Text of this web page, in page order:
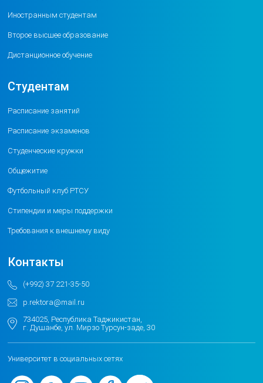
Иностранным студентам
Второе высшее образование
Дистанционное обучение
Студентам
Расписание занятий
Расписание экзаменов
Студенческие кружки
Общежитие
Футбольный клуб РТСУ
Стипендии и меры поддержки
Требования к внешнему виду
Контакты
(+992) 37 221-35-50
p.rektora@mail.ru
734025, Республика Таджикистан,
г. Душанбе, ул. Мирзо Турсун-заде, 30
Университет в социальных сетях